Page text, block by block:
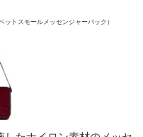
ットスモールメッセンジャーバック）